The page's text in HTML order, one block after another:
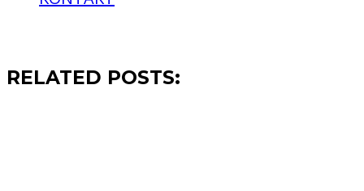
RELATED POSTS: